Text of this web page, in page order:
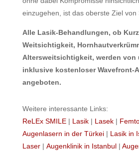
einzugehen, ist das oberste Ziel von
Alle Lasik-Behandlungen, ob
Weitsichtigkeit,
Altersweitsichtigkeit, werden von
inklusive kostenloser Wavefront-
angeboten.
Weitere interessante Links:
ReLEx SMILE| Lasik| Lasek|
Augenlasern in der Türkei| Lasik in
Laser| Augenklinik in Istanbul|